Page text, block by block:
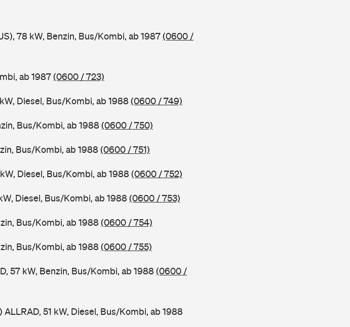
78 kW, Benzin, Bus/Kombi, ab 1987(0600 /
ab 1987(0600 / 723)
Diesel, Bus/Kombi, ab 1988(0600 / 749)
Bus/Kombi, ab 1988(0600 / 750)
Bus/Kombi, ab 1988(0600 / 751)
Diesel, Bus/Kombi, ab 1988(0600 / 752)
Diesel, Bus/Kombi, ab 1988(0600 / 753)
Bus/Kombi, ab 1988(0600 / 754)
Bus/Kombi, ab 1988(0600 / 755)
57 kW, Benzin, Bus/Kombi, ab 1988(0600 /
51 kW, Diesel, Bus/Kombi, ab 1988